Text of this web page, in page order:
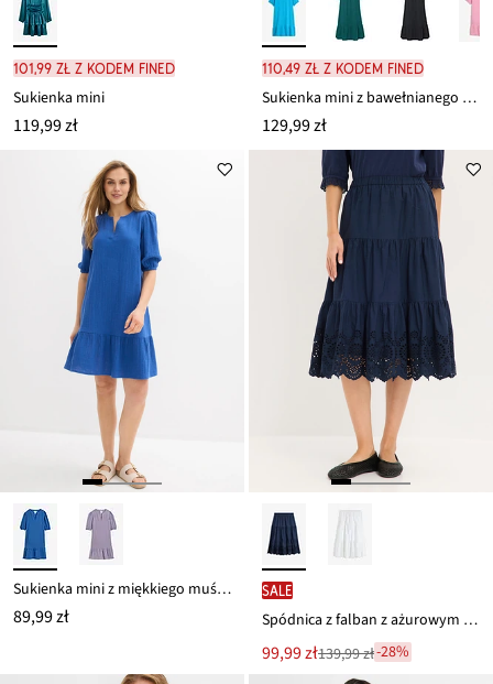
101,99 zł z kodem FINED
Sukienka mini
119,99 zł
110,49 zł z kodem FINED
Sukienka mini z bawełnianego muślinu
129,99 zł
Sukienka mini z miękkiego muślinu
89,99 zł
SALE
Spódnica z falban z ażurowym haftem
Nowa
cena
99,99 zł
Przeceniono
139,99 zł-28%